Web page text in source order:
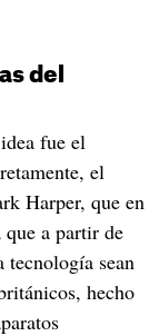
del
fue el
el
Harper, que en
que a partir de
tecnología sean
hecho